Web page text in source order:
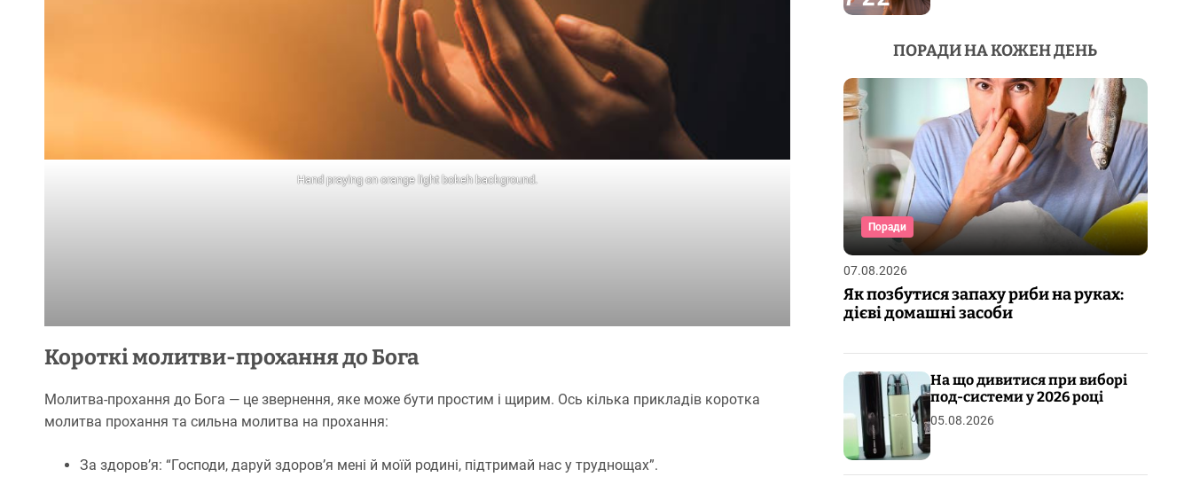
Hand praying on orange light bokeh background.
Короткі молитви-прохання до Бога
Молитва-прохання до Бога — це звернення, яке може бути простим і щирим. Ось кілька прикладів коротка
молитва прохання та сильна молитва на прохання:
За здоров’я: “Господи, даруй здоров’я мені й моїй родині, підтримай нас у труднощах”.
ПОРАДИ НА КОЖЕН ДЕНЬ
Поради
07.08.2026
Як позбутися запаху риби на руках:
дієві домашні засоби
На що дивитися при виборі
под-системи у 2026 році
05.08.2026